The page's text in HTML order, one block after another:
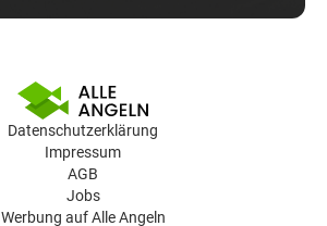
Datenschutzerklärung
Impressum
AGB
Jobs
Werbung auf Alle Angeln